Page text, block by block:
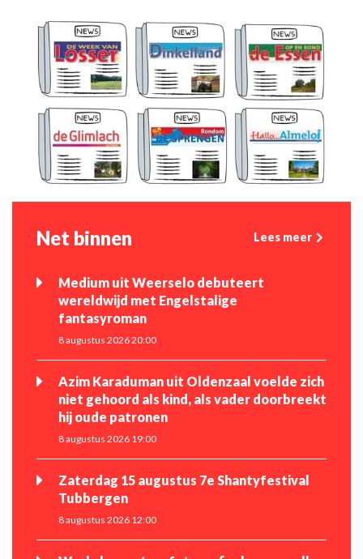
Net binnen Lees meer
Medium uit Weerselo debuteert
wereldwijd met Engelstalige
fantasyroman
8 augustus 2026 20:00
Azim Karaduman uit Oldenzaal voelde zich
niet gehoord als kind, als vader doorbreekt
hij oude patronen
8 augustus 2026 19:00
Zaterdag 15 augustus 7e Shantyfestival
Tubbergen
8 augustus 2026 12:00